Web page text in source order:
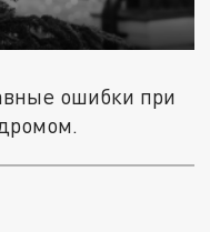
ошибки при